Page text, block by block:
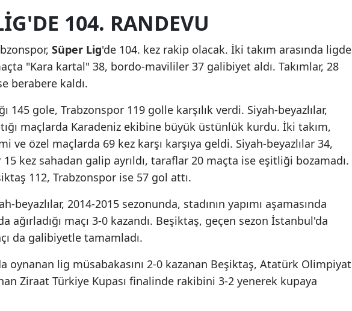
Kocaeli
Konya
Malatya
Manisa
Kahramanmaraş
Mardin
Muğla
Niğde
104. RANDEVU
Süper Lig'de 104. kez rakip olacak. İki takım arasında ligde
"Kara kartal" 38, bordo-mavililer 37 galibiyet aldı. Takımlar, 28
berabere kaldı.
145 gole, Trabzonspor 119 golle karşılık verdi. Siyah-beyazlılar,
maçlarda Karadeniz ekibine büyük üstünlük kurdu. İki takım,
ve özel maçlarda 69 kez karşı karşıya geldi. Siyah-beyazlılar 34,
kez sahadan galip ayrıldı, taraflar 20 maçta ise eşitliği bozamadı.
112, Trabzonspor ise 57 gol attı.
beyazlılar, 2014-2015 sezonunda, stadının yapımı aşamasında
ağırladığı maçı 3-0 kazandı. Beşiktaş, geçen sezon İstanbul'da
da galibiyetle tamamladı.
oynanan lig müsabakasını 2-0 kazanan Beşiktaş, Atatürk Olimpiyat
Ziraat Türkiye Kupası finalinde rakibini 3-2 yenerek kupaya